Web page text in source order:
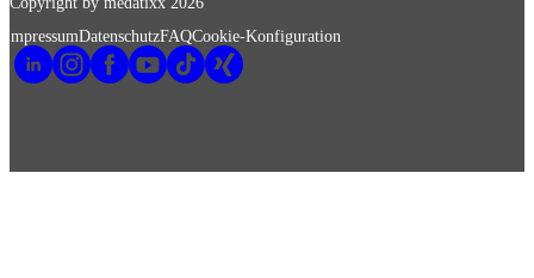
ImpressumDatenschutzFAQCookie-Konfiguration